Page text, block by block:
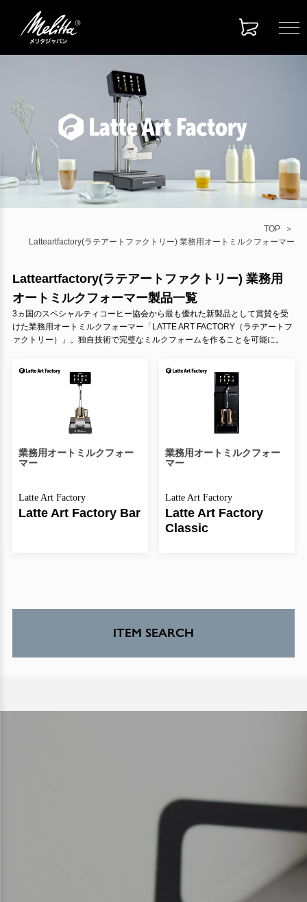
TOP
Latteartfactory(ラテアートファクトリー) 業務用オートミルクフォーマー
Latteartfactory(ラテアートファクトリー) 業務用
オートミルクフォーマー製品一覧
3ヵ国のスペシャルティコーヒー協会から最も優れた新製品として賞賛を受
けた業務用オートミルクフォーマー「LATTE ART FACTORY（ラテアートフ
ァクトリー）」。独自技術で完璧なミルクフォームを作ることを可能に。
業務用オートミルクフォー
マー
Latte Art Factory
Latte Art Factory Bar
業務用オートミルクフォー
マー
Latte Art Factory
Latte Art Factory
Classic
ITEM SEARCH